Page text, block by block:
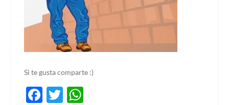
Si te gusta comparte :)
Facebook
Twitter